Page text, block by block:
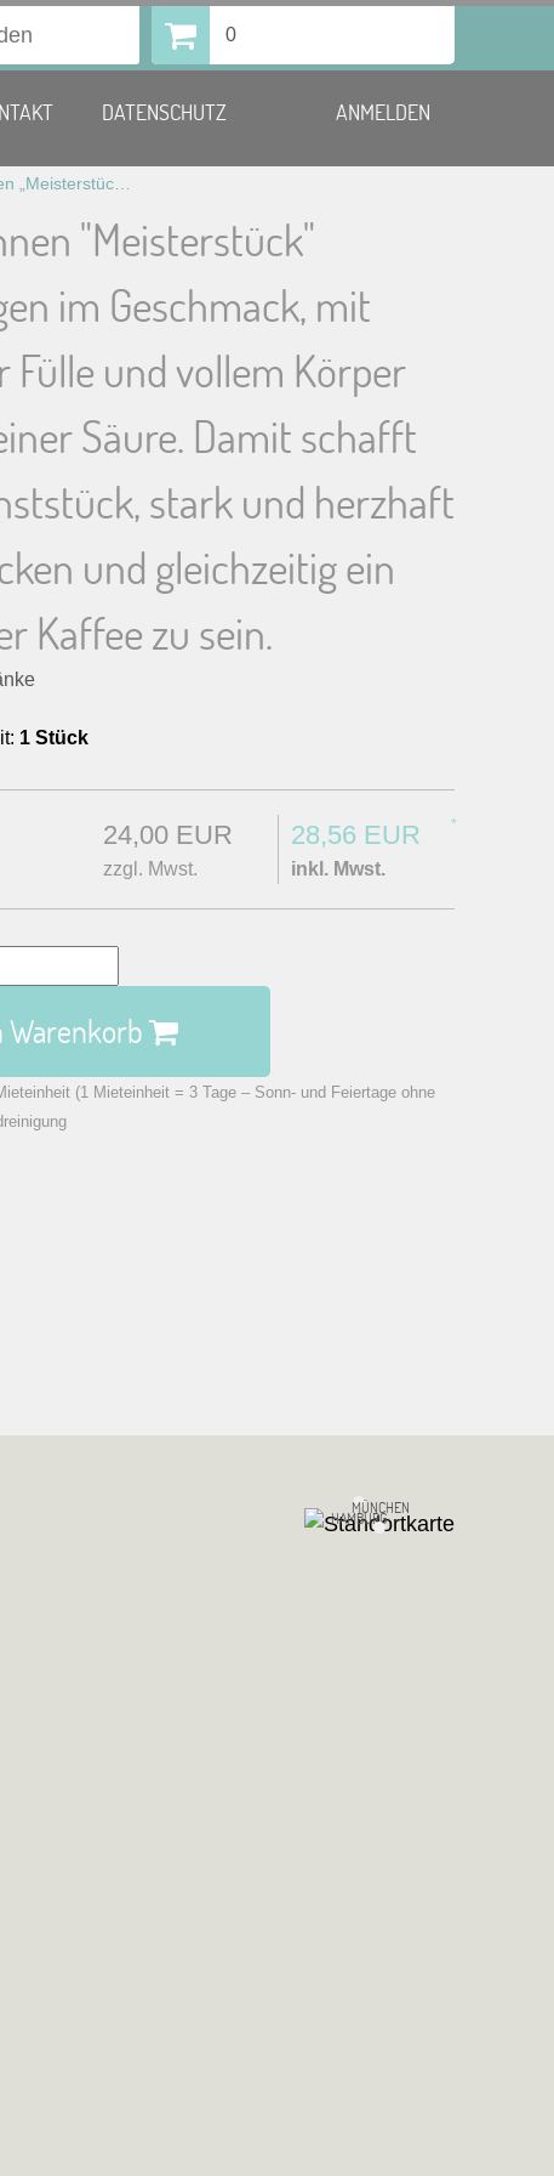
0
DATENSCHUTZ ANMELDEN
"Meisterstück"
im Geschmack, mit
Fülle und vollem Körper
Säure. Damit schafft
stark und herzhaft
und gleichzeitig ein
Kaffee zu sein.
1 Stück
24,00 EUR
zzgl. Mwst.
28,56 EUR *
inkl. Mwst.
Warenkorb
(1 Mieteinheit = 3 Tage – Sonn- und Feiertage ohne
HAMBURG
MÜNCHEN